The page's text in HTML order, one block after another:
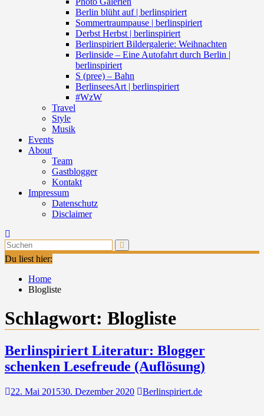
Berlin blüht auf | berlinspiriert
Sommertraumpause | berlinspiriert
Derbst Herbst | berlinspiriert
Berlinspiriert Bildergalerie: Weihnachten
Berlinside – Eine Autofahrt durch Berlin |
berlinspiriert
S (pree) – Bahn
BerlinseesArt | berlinspiriert
#WzW
Travel
Style
Musik
Events
About
Team
Gastblogger
Kontakt
Impressum
Datenschutz
Disclaimer
Du liest hier:
Home
Blogliste
Schlagwort: Blogliste
Berlinspiriert Literatur: Blogger
schenken Lesefreude (Auflösung)
22. Mai 201530. Dezember 2020 Berlinspiriert.de